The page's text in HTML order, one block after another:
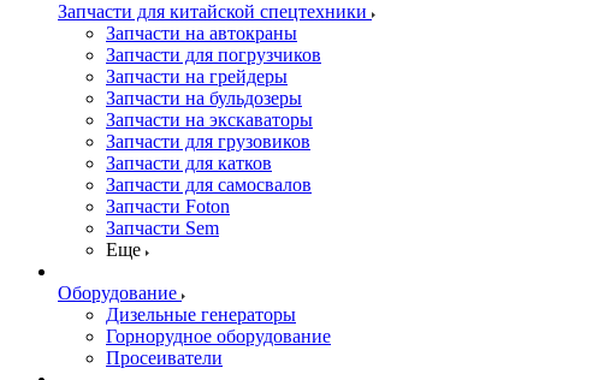
Запчасти для китайской спецтехники
Запчасти на автокраны
Запчасти для погрузчиков
Запчасти на грейдеры
Запчасти на бульдозеры
Запчасти на экскаваторы
Запчасти для грузовиков
Запчасти для катков
Запчасти для самосвалов
Запчасти Foton
Запчасти Sem
Еще
Оборудование
Дизельные генераторы
Горнорудное оборудование
Просеиватели